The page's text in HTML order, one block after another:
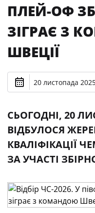
ПЛЕЙ-ОФ
ЗІГРАЄ З
ШВЕЦІЇ
20 листопада
СЬОГОДНІ, 20
ВІДБУЛОСЯ
КВАЛІФІКАЦІЇ
ЗА УЧАСТІ